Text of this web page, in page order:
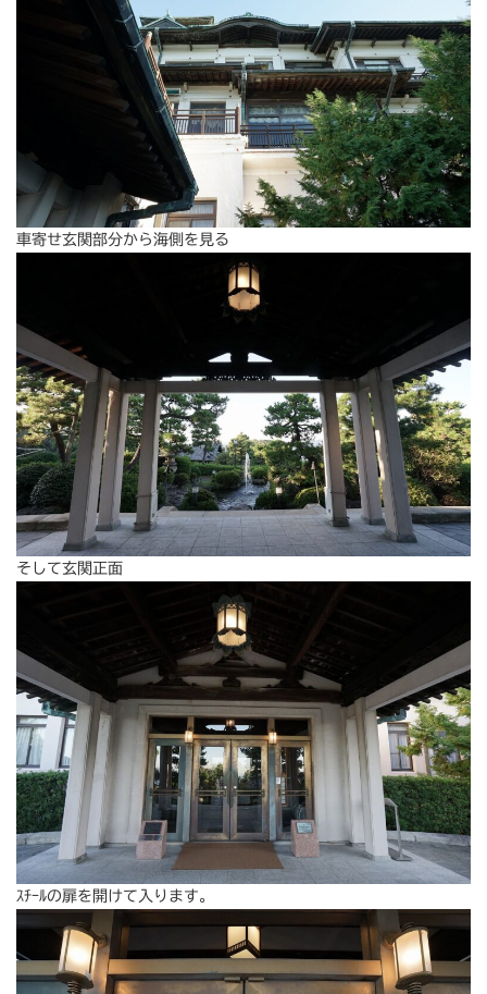
車寄せ玄関部分から海側を見る
そして玄関正面
ｽﾁｰﾙの扉を開けて入ります。